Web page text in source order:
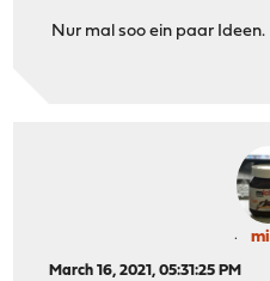
Nur mal soo ein paar Ideen.
March 16, 2021, 05:31:25 PM